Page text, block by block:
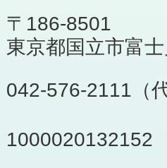
〒186-8501
東京都国立市富
042-576-2111（
1000020132152